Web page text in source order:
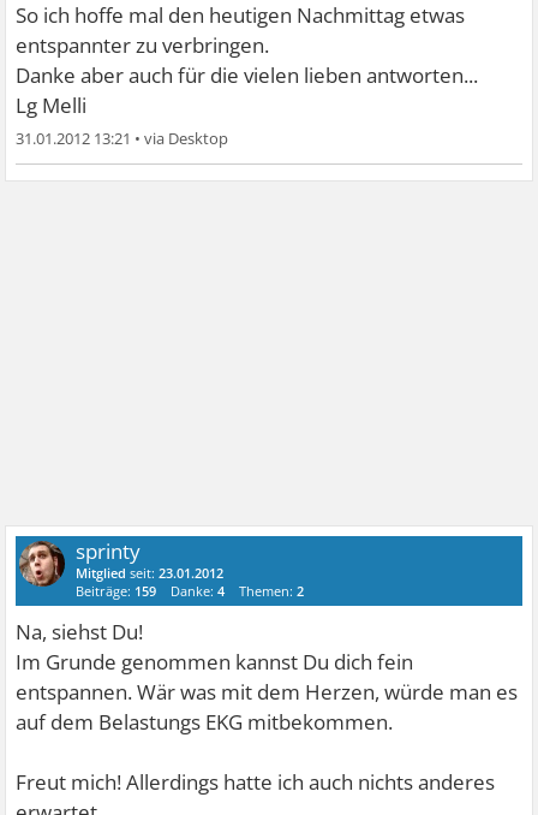
So ich hoffe mal den heutigen Nachmittag etwas
entspannter zu verbringen.
Danke aber auch für die vielen lieben antworten...
Lg Melli
31.01.2012 13:21 •
sprinty
Mitglied seit:23.01.2012
Beiträge: 159 Danke:4 Themen:2
Na, siehst Du!
Im Grunde genommen kannst Du dich fein
entspannen. Wär was mit dem Herzen, würde man es
auf dem Belastungs EKG mitbekommen.
Freut mich! Allerdings hatte ich auch nichts anderes